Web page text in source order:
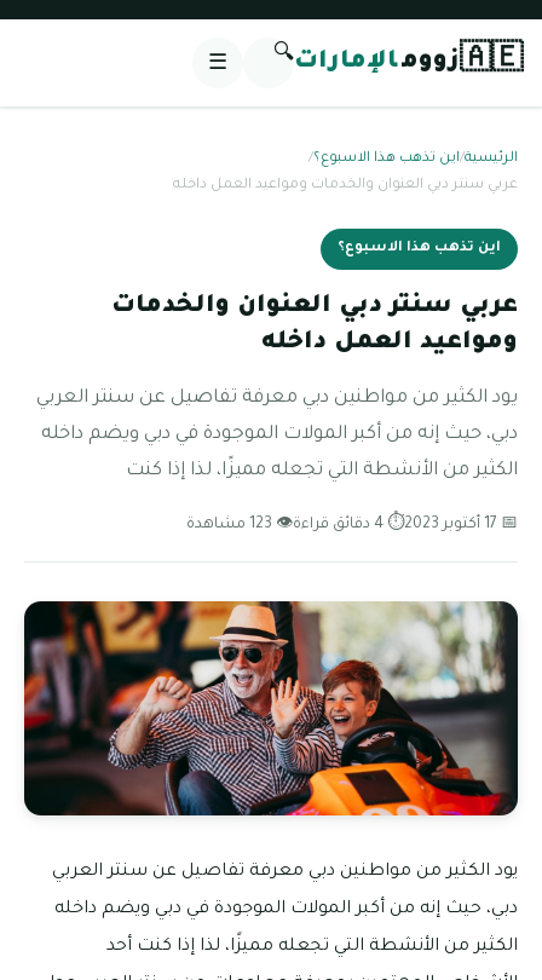
🇦🇪زوومالإمارات🔍
☰
الرئيسية/اين تذهب هذا الاسبوع؟/
عربي سنتر دبي العنوان والخدمات ومواعيد العمل داخله
اين تذهب هذا الاسبوع؟
عربي سنتر دبي العنوان والخدمات
ومواعيد العمل داخله
يود الكثير من مواطنين دبي معرفة تفاصيل عن سنتر العربي
دبي، حيث إنه من أكبر المولات الموجودة في دبي ويضم داخله
الكثير من الأنشطة التي تجعله مميزًا، لذا إذا كنت
📅 17 أكتوبر 2023 ⏱ 4 دقائق قراءة 👁 123 مشاهدة
يود الكثير من مواطنين دبي معرفة تفاصيل عن سنتر العربي
دبي، حيث إنه من أكبر المولات الموجودة في دبي ويضم داخله
الكثير من الأنشطة التي تجعله مميزًا، لذا إذا كنت أحد